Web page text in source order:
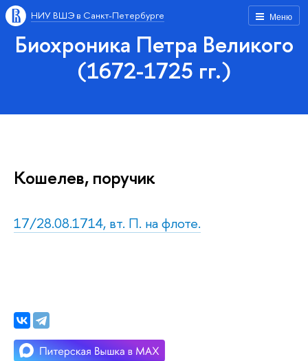
Меню
НИУ ВШЭ в Санкт-Петербурге
Биохроника Петра Великого
(1672-1725 гг.)
Кошелев, поручик
17/28.08.1714, вт. П. на флоте.